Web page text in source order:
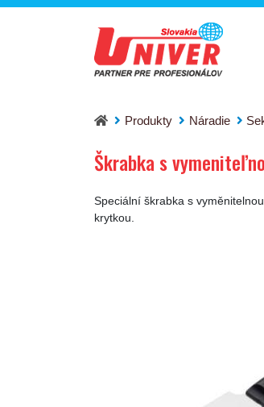
Produkty Náradie
Škrabka s vymeniteľnou
Škrabka s
Speciální škrabka s
krytkou.